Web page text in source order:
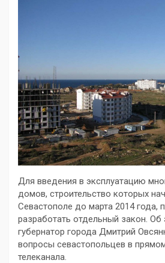
Для введения в эксплуатацию
домов, строительство которых
Севастополе до марта 2014 года,
разработать отдельный закон.
губернатор города Дмитрий
вопросы севастопольцев в
телеканала.